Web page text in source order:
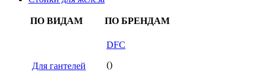
ПО ВИДАМ ПО БРЕНДАМ
Для гантелей
DFC
()